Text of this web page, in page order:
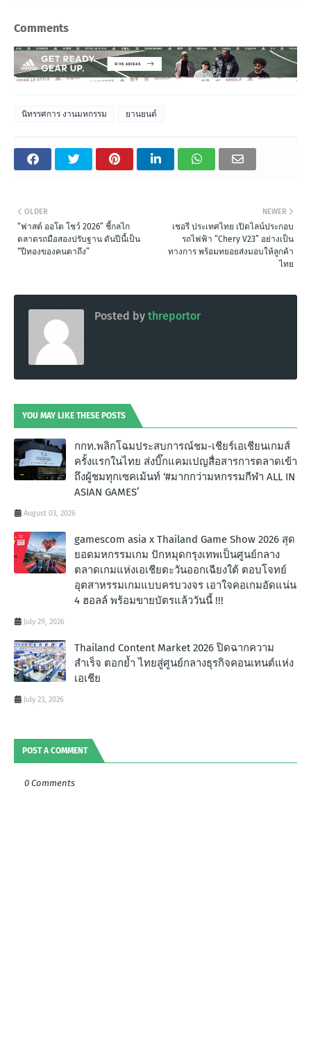
Comments
นิทรรศการ งานมหกรรม ยานยนต์
NEWER
เชอรี ประเทศไทย เปิดไลน์ประกอบ
รถไฟฟ้า “Chery V23” อย่างเป็น
ทางการ พร้อมทยอยส่งมอบให้ลูกค้า
ไทย
OLDER
“ฟาสต์ ออโต โชว์ 2026” ชี้กลไก
ตลาดรถมือสองปรับฐาน ดันปีนี้เป็น
“ปีทองของคนตาถึง”
Posted by threportor
YOU MAY LIKE THESE POSTS
กกท.พลิกโฉมประสบการณ์ชม-เชียร์เอเชียนเกมส์
ครั้งแรกในไทย ส่งบิ๊กแคมเปญสื่อสารการตลาดเข้า
ถึงผู้ชมทุกเซคเม้นท์ ‘#มากกว่ามหกรรมกีฬา ALL IN
ASIAN GAMES’
August 03, 2026
gamescom asia x Thailand Game Show 2026 สุด
ยอดมหกรรมเกม ปักหมุดกรุงเทพเป็นศูนย์กลาง
ตลาดเกมแห่งเอเชียตะวันออกเฉียงใต้ ตอบโจทย์
อุตสาหรรมเกมแบบครบวงจร เอาใจคอเกมอัดแน่น
4 ฮอลล์ พร้อมขายบัตรแล้ววันนี้ !!!
July 29, 2026
Thailand Content Market 2026 ปิดฉากความ
สำเร็จ ตอกย้ำ ไทยสู่ศูนย์กลางธุรกิจคอนเทนต์แห่ง
เอเชีย
July 23, 2026
POST A COMMENT
0 Comments